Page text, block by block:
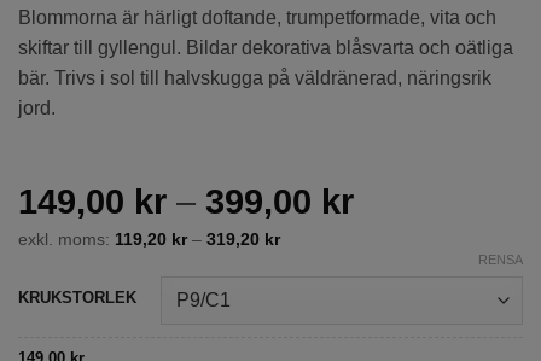
Blommorna är härligt doftande, trumpetformade, vita och
skiftar till gyllengul. Bildar dekorativa blåsvarta och oätliga
bär. Trivs i sol till halvskugga på väldränerad, näringsrik
jord.
149,00 kr – 399,00 krPrisintervall:
399,00 kr
exkl. moms: 119,20 kr– 319,20 kr
KRUKSTORLEK
RENSA